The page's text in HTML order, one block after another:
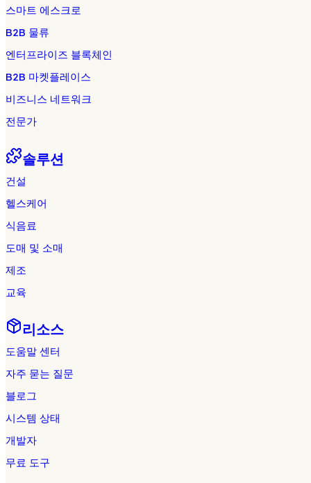
스마트 에스크로
B2B 물류
엔터프라이즈 블록체인
B2B 마켓플레이스
비즈니스 네트워크
전문가
솔루션
건설
헬스케어
식음료
도매 및 소매
제조
교육
리소스
도움말 센터
자주 묻는 질문
블로그
시스템 상태
개발자
무료 도구